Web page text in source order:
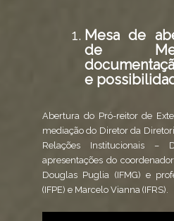
Mesa de
de
e
Abertura do Pró-reitor de
mediação do Diretor da
Relações Institucionais –
apresentações do
Douglas Puglia (IFMG) e
(IFPE) e Marcelo Vianna (IFRS).